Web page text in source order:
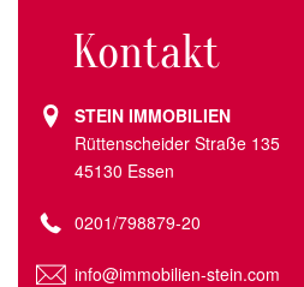
Kontakt
STEIN IMMOBILIEN
Rüttenscheider Straße 135
45130 Essen
0201/798879-20
info@immobilien-stein.com